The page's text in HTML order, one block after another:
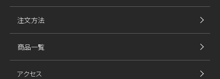
注文方法
商品一覧
アクセス